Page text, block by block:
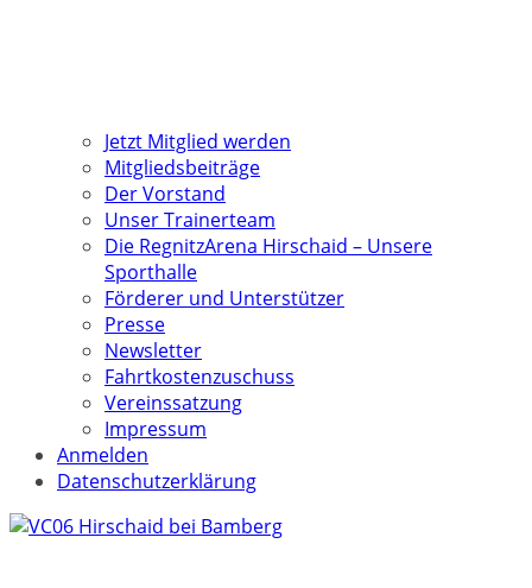
Jetzt Mitglied werden
Mitgliedsbeiträge
Der Vorstand
Unser Trainerteam
Die RegnitzArena Hirschaid – Unsere
Sporthalle
Förderer und Unterstützer
Presse
Newsletter
Fahrtkostenzuschuss
Vereinssatzung
Impressum
Anmelden
Datenschutzerklärung